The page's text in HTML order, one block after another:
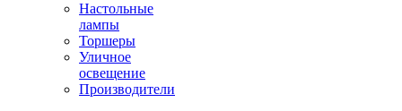
Настольные
лампы
Торшеры
Уличное
освещение
Производители